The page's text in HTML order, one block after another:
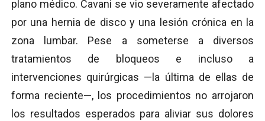
plano médico. Cavani se vio severamente afectado
por una hernia de disco y una lesión crónica en la
zona lumbar. Pese a someterse a diversos
tratamientos de bloqueos e incluso a
intervenciones quirúrgicas —la última de ellas de
forma reciente—, los procedimientos no arrojaron
los resultados esperados para aliviar sus dolores